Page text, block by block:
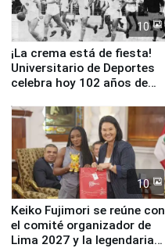
10
¡La crema está de fiesta!
Universitario de Deportes
celebra hoy 102 años de
10
Keiko Fujimori se reúne con
el comité organizador de
Lima 2027 y la legendaria